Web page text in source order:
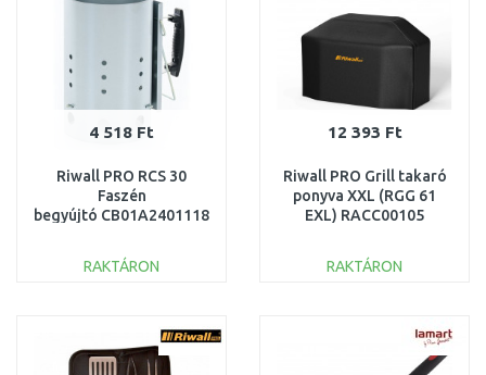
4 518 Ft
Riwall PRO RCS 30
Faszén
begyújtó CB01A2401118B
RAKTÁRON
Összehasonlítás
12 393 Ft
Riwall PRO Grill takaró
ponyva XXL (RGG 61
EXL) RACC00105
RAKTÁRON
Összehasonlítás